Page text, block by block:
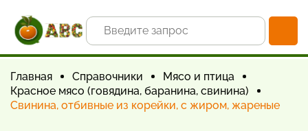
Главная Справочники
Мясо и птица
Красное мясо (говядина, баранина, свинина)
Свинина, отбивные из корейки, с жиром, жареные